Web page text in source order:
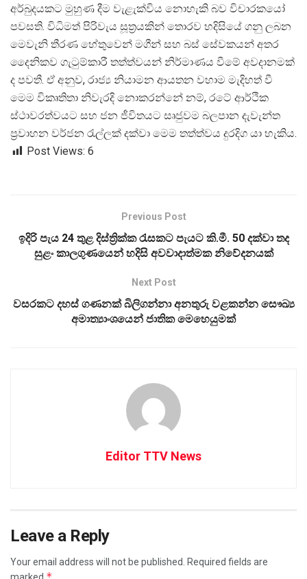
අර්‌බුදයකට මුහුණ දීම වැළැක්විය නොහැකි බව විචාරකයෝ
පවසති. විධිමත් පිරිවැය සූත්රයකින් තොරව හදිසියේ ගනු ලබන
මෙවැනි තීරණ හේතුවෙන් මගීන් සහ බස් සේවකයන් අතර
දෛනිකව ගැටුම්කාරී තත්ත්වයන් නිර්‌මාණය වීමේ අවදානමක්
ද පවතී. ඒ අනුව, රාජ් ය නියාමන ආයතන වහාම මැදිහත් වී
මෙම විකෘතිතා නිවැරදි නොකරන්නේ නම්, රටේ ආර්ථික
ස්ථාවරත්වයට සහ ජන ජීවිතයට සෘජුවම බලපාන දැවැන්ත
ප්රවාහන වර්‌ජන රැල්ලක් දක්වා මෙම තත්ත්වය දුරදිග යා හැකිය.
Post Views: 6
Previous Post
ඉදිරි පැය 24 තුළ දිස්ත්‍රික්ක රැසකට පැයට කි.මී. 50 දක්වා තද
සුළං කාලගුණයෙන් හදිසි අවවාදාත්මක නිවේදනයක්
Next Post
වසරකට දහස් ගණනක් බිලිගන්නා අනතුරු වළකන්න සෞඛ්‍ය
අමාත්‍යාංශයෙන් ජාතික මෙහෙයුමක්
Editor TTV News
Leave a Reply
Your email address will not be published.
Required fields are